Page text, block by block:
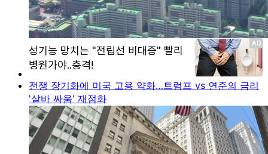
전쟁 장기화에 미국 고용 약화…트럼프 vs 연준의 금리
'샅바 싸움' 재점화